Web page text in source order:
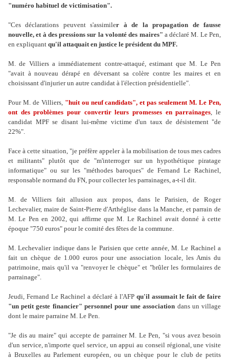
"numéro habituel de victimisation".
"Ces déclarations peuvent s'assimiler à de la propagation de fausse
nouvelle, et à des pressions sur la volonté des maires" a déclaré M. Le Pen,
en expliquant qu'il attaquait en justice le président du MPF.
M. de Villiers a immédiatement contre-attaqué, estimant que M. Le Pen
"avait à nouveau dérapé en déversant sa colère contre les maires et en
choisissant d'injurier un autre candidat à l'élection présidentielle".
Pour M. de Villiers, "huit ou neuf candidats", et pas seulement M. Le Pen,
ont des problèmes pour convertir leurs promesses en parrainages, le
candidat MPF se disant lui-même victime d'un taux de désistement "de
22%".
Face à cette situation, "je préfère appeler à la mobilisation de tous mes cadres
et militants" plutôt que de "m'interroger sur un hypothétique piratage
informatique" ou sur les "méthodes baroques" de Fernand Le Rachinel,
responsable normand du FN, pour collecter les parrainages, a-t-il dit.
M. de Villiers fait allusion aux propos, dans le Parisien, de Roger
Lechevalier, maire de Saint-Pierre d'Arthéglise dans la Manche, et parrain de
M. Le Pen en 2002, qui affirme que M. Le Rachinel avait donné à cette
époque "750 euros" pour le comité des fêtes de la commune.
M. Lechevalier indique dans le Parisien que cette année, M. Le Rachinel a
fait un chèque de 1.000 euros pour une association locale, les Amis du
patrimoine, mais qu'il va "renvoyer le chèque" et "brûler les formulaires de
parrainage".
Jeudi, Fernand Le Rachinel a déclaré à l'AFP qu'il assumait le fait de faire
"un petit geste financier" personnel pour une association dans un village
dont le maire parraine M. Le Pen.
"Je dis au maire" qui accepte de parrainer M. Le Pen, "si vous avez besoin
d'un service, n'importe quel service, un appui au conseil régional, une visite
à Bruxelles au Parlement européen, ou un chèque pour le club de petits